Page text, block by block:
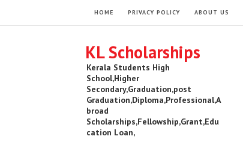
HOME PRIVACY POLICY ABOUT US
KL Scholarships
Kerala Students High
School,Higher
Secondary,Graduation,post
Graduation,Diploma,Professional,A
broad
Scholarships,Fellowship,Grant,Edu
cation Loan,